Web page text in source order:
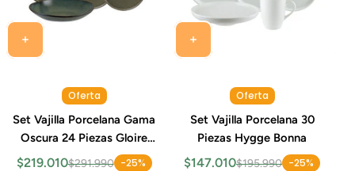
Oferta
Set Vajilla Porcelana Gama
Oscura 24 Piezas Gloire
Bonna
$219.010$291.990 -25%
Oferta
Set Vajilla Porcelana 30
Piezas Hygge Bonna
$147.010$195.990 -25%